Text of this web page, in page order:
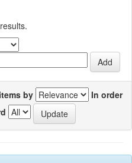
by
In order